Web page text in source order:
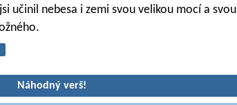
učinil nebesa i zemi svou velikou mocí a svou
Náhodný verš!